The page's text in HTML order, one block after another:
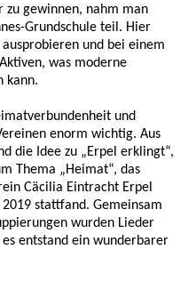
zu gewinnen, nahm man
Grundschule teil. Hier
und bei einem
was moderne
kann.
und
enorm wichtig. Aus
die Idee zu „Erpel erklingt“,
Thema „Heimat“, das
Cäcilia Eintracht Erpel
stattfand. Gemeinsam
wurden Lieder
entstand ein wunderbarer